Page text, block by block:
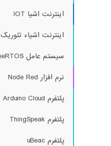
اینترنت اشیا IOT
اینترنت اشیاء تئوریک
سیستم عامل FreeRTOS
نرم افزار Node Red
پلتفرم Arduino Cloud
پلتفرم ThingSpeak
پلتفرم uBeac